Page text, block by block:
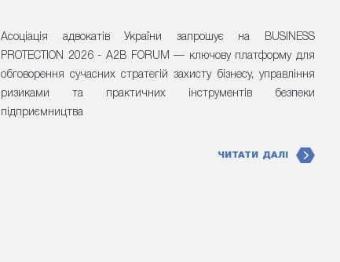
Асоціація адвокатів України запрошує на BUSINESS
PROTECTION 2026 - A2B FORUM — ключову платформу для
обговорення сучасних стратегій захисту бізнесу, управління
ризиками та практичних інструментів безпеки
підприємництва
ЧИТАТИ ДАЛІ